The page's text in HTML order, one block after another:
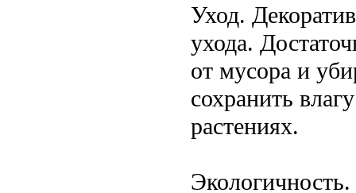
Уход.
ухода.
от мусора и
сохранить
растениях.